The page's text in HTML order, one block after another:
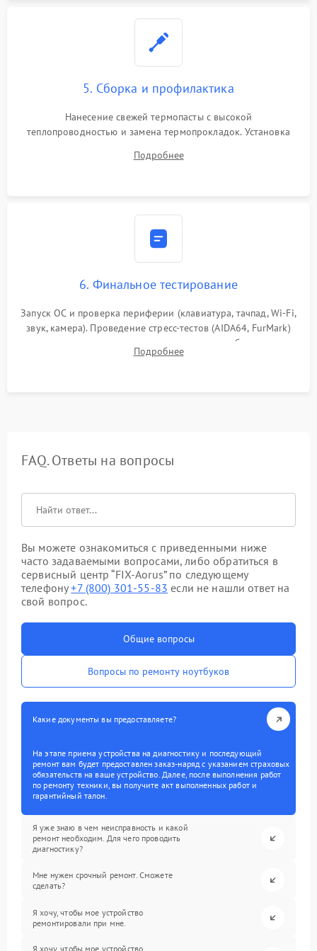
5. Сборка и профилактика
Нанесение свежей термопасты с высокой
теплопроводностью и замена термопрокладок. Установка
шлейфов, модулей памяти и накопителей. Предварительная
Подробнее
6. Финальное тестирование
Запуск ОС и проверка периферии (клавиатура, тачпад, Wi-Fi,
звук, камера). Проведение стресс-тестов (AIDA64, FurMark)
для контроля температурного режима и стабильности
системы под пиковой нагрузкой.
Подробнее
FAQ. Ответы на вопросы
Вы можете ознакомиться с приведенными ниже
часто задаваемыми вопросами, либо обратиться в
сервисный центр “FIX-Aorus” по следующему
телефону+7 (800) 301-55-83 если не нашли ответ на
свой вопрос.
Общие вопросы
Вопросы по ремонту ноутбуков
Какие документы вы предоставляете?
На этапе приема устройства на диагностику и последующий
ремонт вам будет предоставлен заказ-наряд с указанием страховых
обязательств на ваше устройство. Далее, после выполнения работ
по ремонту техники, вы получите акт выполненных работ и
гарантийный талон.
Я уже знаю в чем неисправность и какой
ремонт необходим. Для чего проводить
диагностику?
Мне нужен срочный ремонт. Сможете
сделать?
Я хочу, чтобы мое устройство
ремонтировали при мне.
Я хочу, чтобы мое устройство